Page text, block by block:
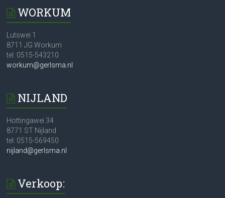
WORKUM
Lutswei 1
8711 JG Workum
tel: 0515-543210
workum@gerlsma.nl
NIJLAND
Hottingawei 34
8771 ST Nijland
tel: 0515-569450
nijland@gerlsma.nl
Verkoop: